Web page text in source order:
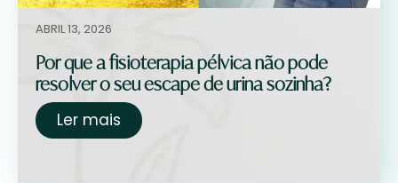
ABRIL 13, 2026
Por que a fisioterapia pélvica não pode
resolver o seu escape de urina sozinha?
Ler mais